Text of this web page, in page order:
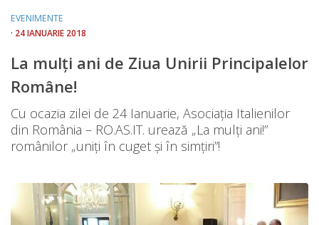
EVENIMENTE
· 24 IANUARIE 2018
La mulți ani de Ziua Unirii Principalelor
Române!
Cu ocazia zilei de 24 Ianuarie, Asociația Italienilor
din România – RO.AS.IT. urează „La mulți ani!”
românilor „uniți în cuget și în simțiri”!